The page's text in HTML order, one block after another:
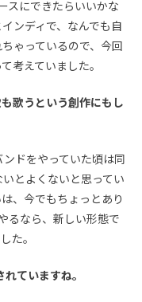
スにできたらいいかな
ンディで、なんでも自
ゃっているので、今回
考えていました。
歌うという創作にもし
ドをやっていた頃は同
とよくないと思ってい
、今でもちょっとあり
るなら、新しい形態で
た。
ていますね。